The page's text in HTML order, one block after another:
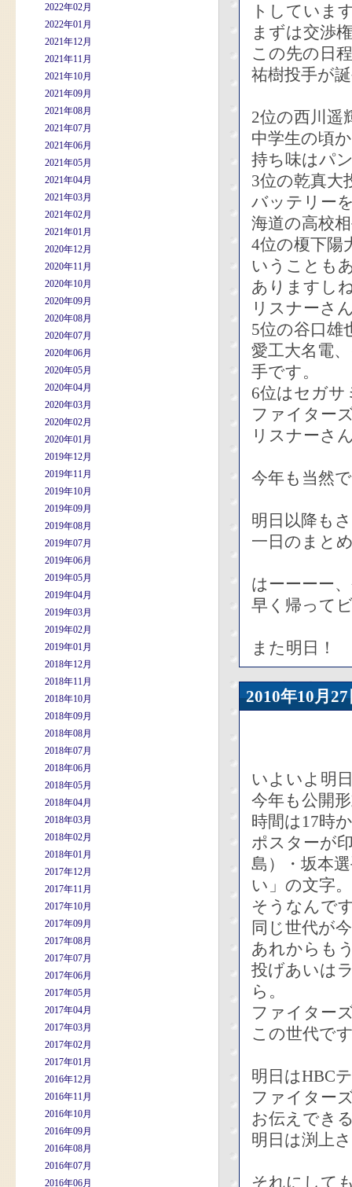
2022年02月
2022年01月
2021年12月
2021年11月
2021年10月
2021年09月
2021年08月
2021年07月
2021年06月
2021年05月
2021年04月
2021年03月
2021年02月
2021年01月
2020年12月
2020年11月
2020年10月
2020年09月
2020年08月
2020年07月
2020年06月
2020年05月
2020年04月
2020年03月
2020年02月
2020年01月
2019年12月
2019年11月
2019年10月
2019年09月
2019年08月
2019年07月
2019年06月
2019年05月
2019年04月
2019年03月
2019年02月
2019年01月
2018年12月
2018年11月
2018年10月
2018年09月
2018年08月
2018年07月
2018年06月
2018年05月
2018年04月
2018年03月
2018年02月
2018年01月
2017年12月
2017年11月
2017年10月
2017年09月
2017年08月
2017年07月
2017年06月
2017年05月
2017年04月
2017年03月
2017年02月
2017年01月
2016年12月
2016年11月
2016年10月
2016年09月
2016年08月
2016年07月
2016年06月
トしていま
まずは交渉
この先の日
祐樹投手が
2位の西川遥
中学生の頃
持ち味はパ
3位の乾真大
バッテリー
海道の高校
4位の榎下陽
いうことも
ありますし
リスナーさ
5位の谷口雄
愛工大名電
手です。
6位はセガサ
ファイター
リスナーさ
今年も当然
明日以降も
一日のまと
はーーーー
早く帰って
また明日！
2010年10
いよいよ明
今年も公開
時間は17時
ポスターが
島）・坂本
い」の文字。
そうなんで
同じ世代が
あれからも
投げあいは
ら。
ファイター
この世代で
明日はHBC
ファイター
お伝えでき
明日は渕上
それにして